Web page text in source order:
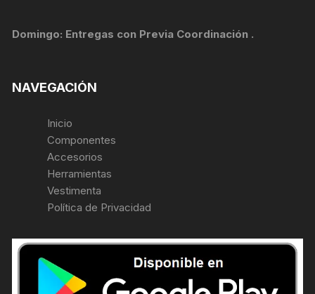
Domingo: Entregas con Previa Coordinación .
NAVEGACIÓN
Inicio
Componentes
Accesorios
Herramientas
Vestimenta
Política de Privacidad